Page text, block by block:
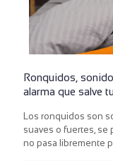
Ronquidos,
alarma que salve
Los ronquidos son
suaves o fuertes, se
no pasa libremente